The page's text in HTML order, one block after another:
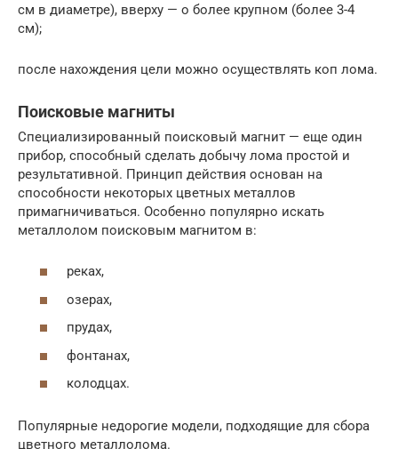
см в диаметре), вверху — о более крупном (более 3-4
см);
после нахождения цели можно осуществлять коп лома.
Поисковые магниты
Специализированный поисковый магнит — еще один
прибор, способный сделать добычу лома простой и
результативной. Принцип действия основан на
способности некоторых цветных металлов
примагничиваться. Особенно популярно искать
металлолом поисковым магнитом в:
реках,
озерах,
прудах,
фонтанах,
колодцах.
Популярные недорогие модели, подходящие для сбора
цветного металлолома.